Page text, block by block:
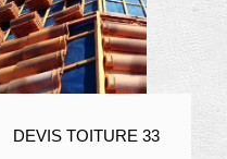
DEVIS TOITURE 33